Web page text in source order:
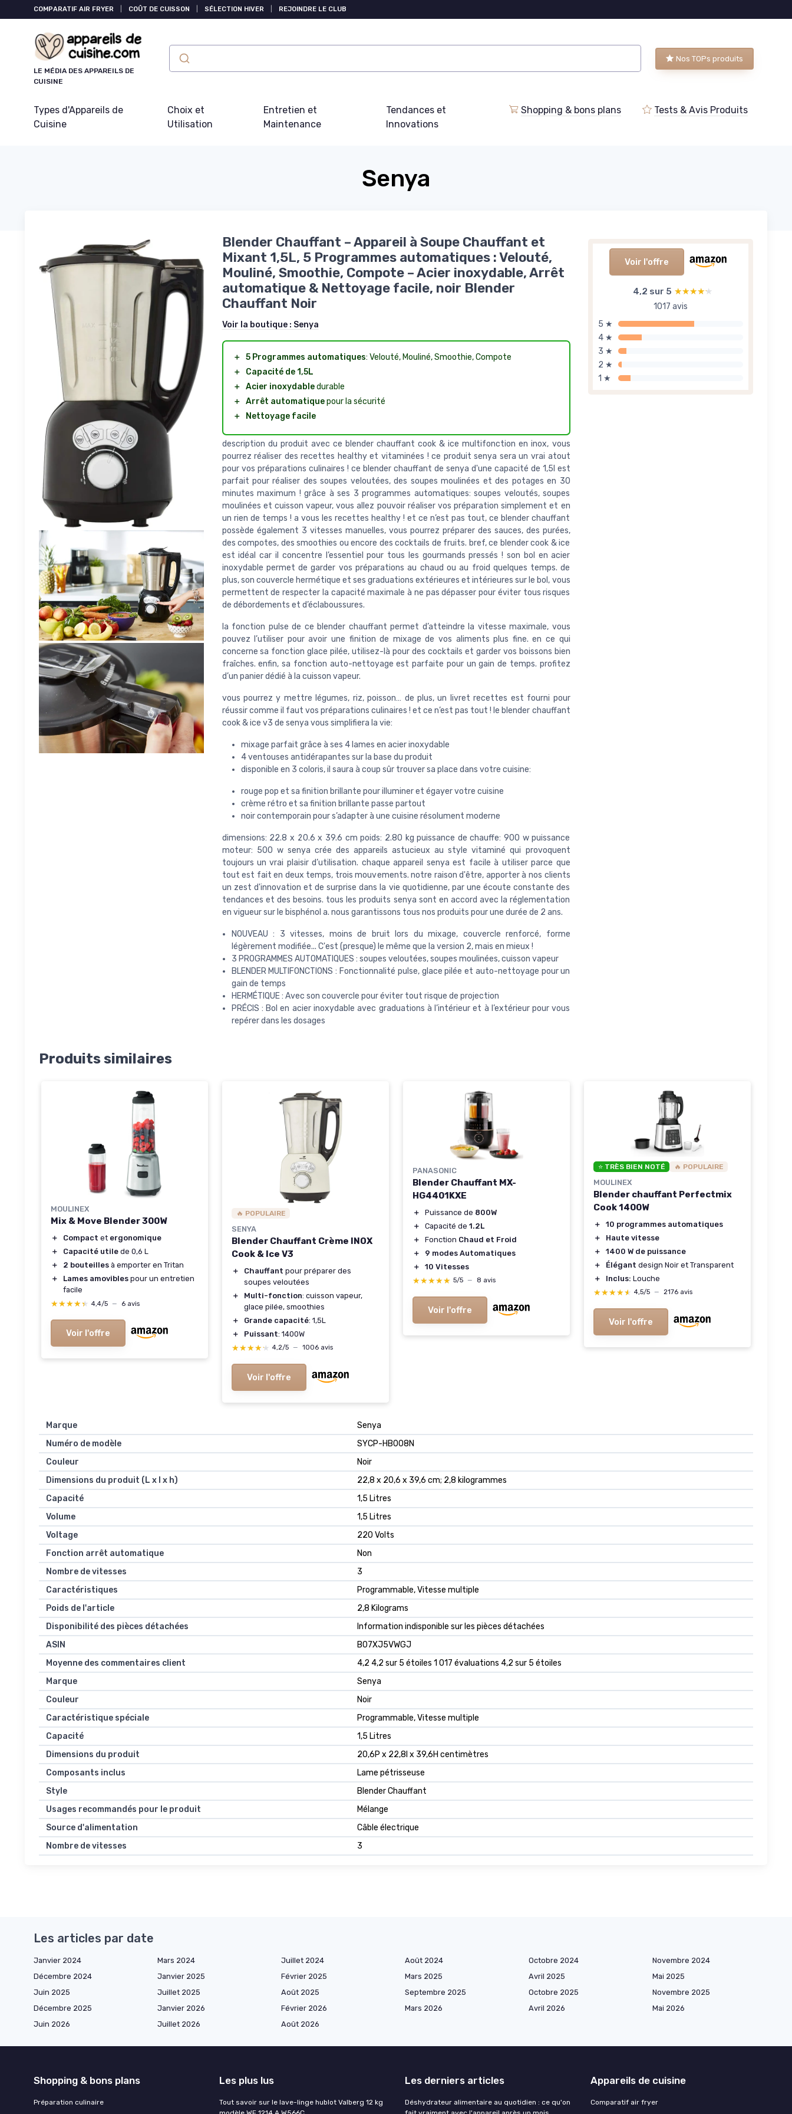
COMPARATIF AIR FRYER COÛT DE CUISSON SÉLECTION HIVER REJOINDRE LE CLUB
LE MÉDIA DES APPAREILS DE
CUISINE
Nos TOPs produits
Types d'Appareils de
Cuisine
Choix et
Utilisation
Entretien et
Maintenance
Tendances et
Innovations
Shopping & bons plans Tests & Avis Produits
Senya
Voir l'offre
4,2 sur 5 ★★★★★
★★★★★
1017 avis
5 ★
4 ★
3 ★
2 ★
1 ★
Blender Chauffant – Appareil à Soupe Chauffant et
Mixant 1,5L, 5 Programmes automatiques : Velouté,
Mouliné, Smoothie, Compote – Acier inoxydable, Arrêt
automatique & Nettoyage facile, noir Blender
Chauffant Noir
Voir la boutique : Senya
＋ 5 Programmes automatiques: Velouté, Mouliné, Smoothie, Compote
＋
Capacité de 1,5L
＋ Acier inoxydabledurable
＋ Arrêt automatiquepour la sécurité
＋
Nettoyage facile
description du produit avec ce blender chauffant cook & ice multifonction en inox, vous
pourrez réaliser des recettes healthy et vitaminées ! ce produit senya sera un vrai atout
pour vos préparations culinaires ! ce blender chauffant de senya d'une capacité de 1,5l est
parfait pour réaliser des soupes veloutées, des soupes moulinées et des potages en 30
minutes maximum ! grâce à ses 3 programmes automatiques: soupes veloutés, soupes
moulinées et cuisson vapeur, vous allez pouvoir réaliser vos préparation simplement et en
un rien de temps ! a vous les recettes healthy ! et ce n’est pas tout, ce blender chauffant
possède également 3 vitesses manuelles, vous pourrez préparer des sauces, des purées,
des compotes, des smoothies ou encore des cocktails de fruits. bref, ce blender cook & ice
est idéal car il concentre l’essentiel pour tous les gourmands pressés ! son bol en acier
inoxydable permet de garder vos préparations au chaud ou au froid quelques temps. de
plus, son couvercle hermétique et ses graduations extérieures et intérieures sur le bol, vous
permettent de respecter la capacité maximale à ne pas dépasser pour éviter tous risques
de débordements et d’éclaboussures.
la fonction pulse de ce blender chauffant permet d’atteindre la vitesse maximale, vous
pouvez l’utiliser pour avoir une finition de mixage de vos aliments plus fine. en ce qui
concerne sa fonction glace pilée, utilisez-là pour des cocktails et garder vos boissons bien
fraîches. enfin, sa fonction auto-nettoyage est parfaite pour un gain de temps. profitez
d’un panier dédié à la cuisson vapeur.
vous pourrez y mettre légumes, riz, poisson… de plus, un livret recettes est fourni pour
réussir comme il faut vos préparations culinaires ! et ce n’est pas tout ! le blender chauffant
cook & ice v3 de senya vous simplifiera la vie:
mixage parfait grâce à ses 4 lames en acier inoxydable
4 ventouses antidérapantes sur la base du produit
disponible en 3 coloris, il saura à coup sûr trouver sa place dans votre cuisine:
rouge pop et sa finition brillante pour illuminer et égayer votre cuisine
crème rétro et sa finition brillante passe partout
noir contemporain pour s’adapter à une cuisine résolument moderne
dimensions: 22.8 x 20.6 x 39.6 cm poids: 2.80 kg puissance de chauffe: 900 w puissance
moteur: 500 w senya crée des appareils astucieux au style vitaminé qui provoquent
toujours un vrai plaisir d’utilisation. chaque appareil senya est facile à utiliser parce que
tout est fait en deux temps, trois mouvements. notre raison d'être, apporter à nos clients
un zest d'innovation et de surprise dans la vie quotidienne, par une écoute constante des
tendances et des besoins. tous les produits senya sont en accord avec la réglementation
en vigueur sur le bisphénol a. nous garantissons tous nos produits pour une durée de 2 ans.
NOUVEAU : 3 vitesses, moins de bruit lors du mixage, couvercle renforcé, forme
légèrement modifiée... C'est (presque) le même que la version 2, mais en mieux !
3 PROGRAMMES AUTOMATIQUES : soupes veloutées, soupes moulinées, cuisson vapeur
BLENDER MULTIFONCTIONS : Fonctionnalité pulse, glace pilée et auto-nettoyage pour un
gain de temps
HERMÉTIQUE : Avec son couvercle pour éviter tout risque de projection
PRÉCIS : Bol en acier inoxydable avec graduations à l’intérieur et à l’extérieur pour vous
repérer dans les dosages
Produits similaires
MOULINEX
Mix & Move Blender 300W
＋ Compact et ergonomique
＋
Capacité utile de 0,6 L
＋
2 bouteilles à emporter en Tritan
＋
Lames amovibles pour un entretien
facile
★★★★★
★★★★★ 4,4/5 — 6 avis
Voir l'offre
🔥 POPULAIRE
SENYA
Blender Chauffant Crème INOX
Cook & Ice V3
＋ Chauffant pour préparer des
soupes veloutées
＋
Multi-fonction: cuisson vapeur,
glace pilée, smoothies
＋
Grande capacité: 1,5L
＋
Puissant: 1400W
★★★★★
★★★★★ 4,2/5 — 1006 avis
Voir l'offre
PANASONIC
Blender Chauffant MX-
HG4401KXE
＋ Puissance de 800W
＋
Capacité de 1.2L
＋
Fonction Chaud et Froid
＋
9 modes Automatiques
＋
10 Vitesses
★★★★★
★★★★★ 5/5 — 8 avis
Voir l'offre
⭐ TRÈS BIEN NOTÉ 🔥 POPULAIRE
MOULINEX
Blender chauffant Perfectmix
Cook 1400W
＋
10 programmes automatiques
＋
Haute vitesse
＋
1400 W de puissance
＋
Élégant design Noir et Transparent
＋
Inclus: Louche
★★★★★
★★★★★ 4,5/5 — 2176 avis
Voir l'offre
Marque
‎Senya
Numéro de modèle
‎SYCP-HB008N
Couleur
‎Noir
Dimensions du produit (L x l x h)
‎22,8 x 20,6 x 39,6 cm; 2,8 kilogrammes
Capacité
‎1,5 Litres
Volume
‎1,5 Litres
Voltage
‎220 Volts
Fonction arrêt automatique
‎Non
Nombre de vitesses
‎3
Caractéristiques
‎Programmable, Vitesse multiple
Poids de l'article
‎2,8 Kilograms
Disponibilité des pièces détachées
‎Information indisponible sur les pièces détachées
ASIN
B07XJ5VWGJ
Moyenne des commentaires client
4,2 4,2 sur 5 étoiles 1 017 évaluations 4,2 sur 5 étoiles
Marque
Senya
Couleur
Noir
Caractéristique spéciale
Programmable, Vitesse multiple
Capacité
1,5 Litres
Dimensions du produit
20,6P x 22,8l x 39,6H centimètres
Composants inclus
Lame pétrisseuse
Style
Blender Chauffant
Usages recommandés pour le produit
Mélange
Source d'alimentation
Câble électrique
Nombre de vitesses
3
Les articles par date
Janvier 2024 Mars 2024 Juillet 2024 Août 2024 Octobre 2024
Novembre 2024
Décembre 2024
Janvier 2025 Février 2025 Mars 2025 Avril 2025
Mai 2025
Juin 2025
Juillet 2025 Août 2025 Septembre 2025 Octobre 2025
Novembre 2025
Décembre 2025
Janvier 2026 Février 2026 Mars 2026 Avril 2026
Mai 2026
Juin 2026
Juillet 2026 Août 2026
Shopping & bons plans
Préparation culinaire
Les plus lus
Tout savoir sur le lave-linge hublot Valberg 12 kg
Les derniers articles
Déshydrateur alimentaire au quotidien : ce qu'on
Appareils de cuisine
Comparatif air fryer
Panneau de gestion des cookies